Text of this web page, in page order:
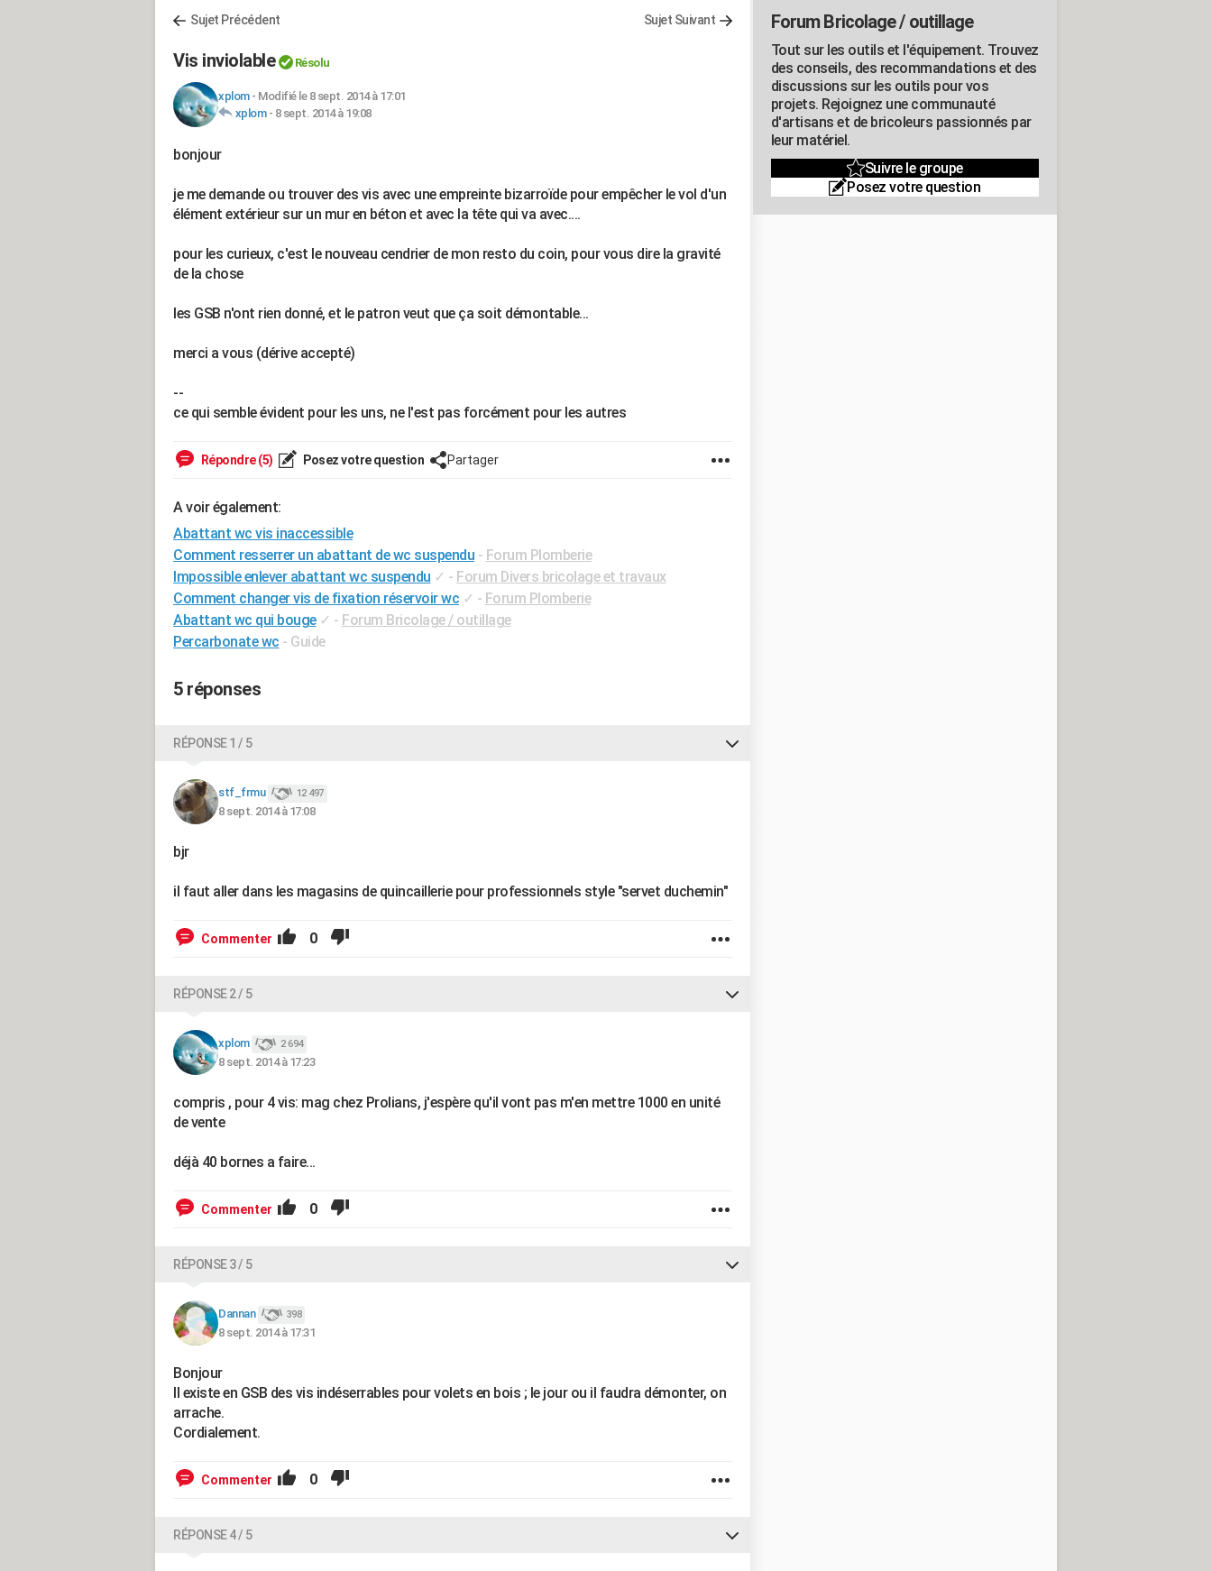
Sujet Précédent Sujet Suivant
Vis inviolable Résolu
xplom- Modifié le 8 sept. 2014 à 17:01
xplom- 8 sept. 2014 à 19:08
bonjour
je me demande ou trouver des vis avec une empreinte bizarroïde pour empêcher le vol d'un
élément extérieur sur un mur en béton et avec la tête qui va avec....
pour les curieux, c'est le nouveau cendrier de mon resto du coin, pour vous dire la gravité
de la chose
les GSB n'ont rien donné, et le patron veut que ça soit démontable...
merci a vous (dérive accepté)
--
ce qui semble évident pour les uns, ne l'est pas forcément pour les autres
Répondre (5) Posez votre question Partager
A voir également:
Abattant wc vis inaccessible
Comment resserrer un abattant de wc suspendu - Forum Plomberie
Impossible enlever abattant wc suspendu ✓ - Forum Divers bricolage et travaux
Comment changer vis de fixation réservoir wc ✓ - Forum Plomberie
Abattant wc qui bouge ✓ - Forum Bricolage / outillage
Percarbonate wc - Guide
5 réponses
RÉPONSE 1 / 5
stf_frmu 12 497
8 sept. 2014 à 17:08
bjr
il faut aller dans les magasins de quincaillerie pour professionnels style "servet duchemin"
Commenter 0
RÉPONSE 2 / 5
xplom 2 694
8 sept. 2014 à 17:23
compris , pour 4 vis: mag chez Prolians, j'espère qu'il vont pas m'en mettre 1000 en unité
de vente
déjà 40 bornes a faire...
Commenter 0
RÉPONSE 3 / 5
Dannan 398
8 sept. 2014 à 17:31
Bonjour
Il existe en GSB des vis indéserrables pour volets en bois ; le jour ou il faudra démonter, on
arrache.
Cordialement.
Commenter 0
RÉPONSE 4 / 5
Forum Bricolage / outillage
Tout sur les outils et l'équipement. Trouvez
des conseils, des recommandations et des
discussions sur les outils pour vos
projets. Rejoignez une communauté
d'artisans et de bricoleurs passionnés par
leur matériel.
Suivre le groupe
Posez votre question